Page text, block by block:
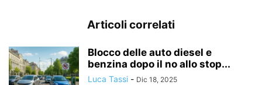
Articoli correlati
Blocco delle auto diesel e
benzina dopo il no allo stop...
Luca Tassi - Dic 18, 2025